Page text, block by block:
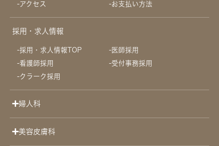
アクセス
お支払い方法
採用・求人情報
採用・求人情報TOP
医師採用
看護師採用
受付事務採用
クラーク採用
婦人科
美容皮膚科